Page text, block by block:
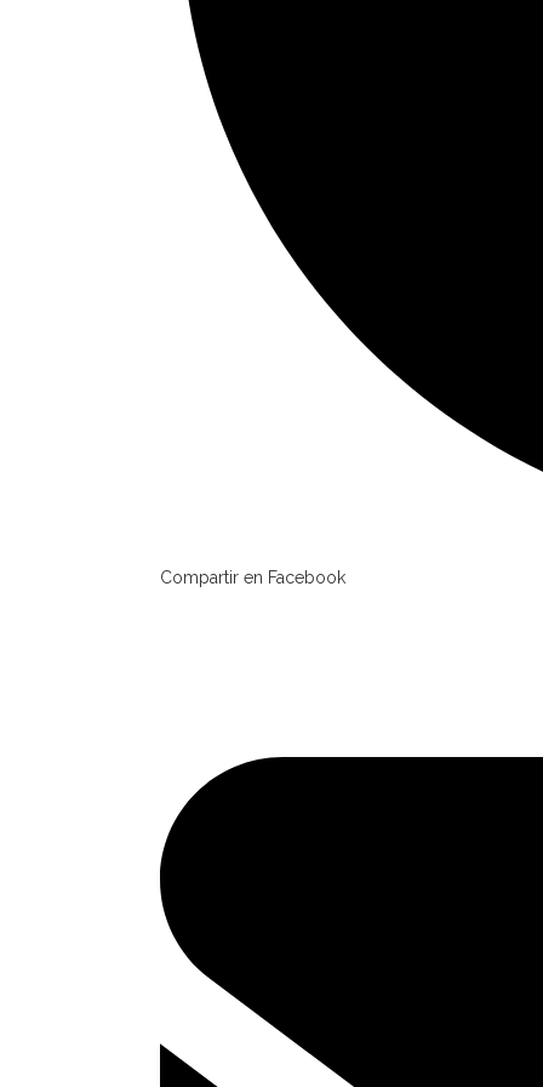
Compartir en Facebook